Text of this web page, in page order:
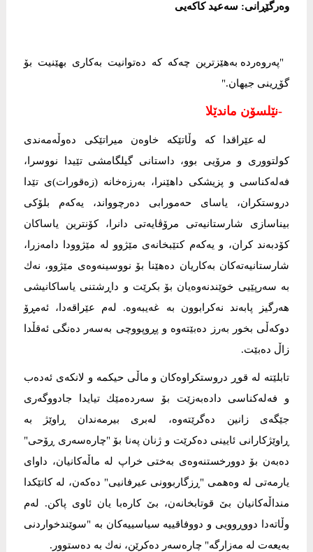
وەرگێڕانی: سەعید کاکەیی
"پەروەردە بەهێزترین چەکە کە دەتوانیت بەکاری بهێنیت بۆ
گۆڕینی جیهان."
-نێلسۆن ماندێلا
لە عێراقدا کە وڵاتێکە خاوەن میراتێکی دەوڵەمەندی
کولتووری و مرۆیی بوو، داستانی گیلگامشی تێیدا نووسرا،
فەلەکناسی و پزیشکی داهێنرا، بەرزەخانە (زەقورات)ی تێدا
دروستکران، یاسای حەمورابی دەرچوواند، یەکەم بلۆکی
بیناسازی شارستانیەتی مرۆڤایەتی دانرا، کۆنترین یاساکان
کۆدبەند کران، و یەکەم کتێبخانەی مێژوو لە مێژوودا دامەزرا،
شارستانیەتەکان بەکاریان دەهێنا بۆ نووسینەوەی مێژوو، نەك
بە سەرپێیی خوێندنەوەیان بۆ بکرێت و داڕشتنی یاساکانیشی
ھەرگیز پابەند نەکرابوون بە غەیبەوە. لەم عێراقەدا، ئەمڕۆ
دوکەڵی بخور بەرز دەبێتەوە و پڕوپووچی بەسەر دەنگی ئەقڵدا
زاڵ دەبێت.
تابلێتە لە قوڕ دروستکراوەکان و ماڵی حیکمە و لانکەی ئەدەب
و فەلەکناسی دادەبەزێت بۆ سەردەمێك تیایدا جادووگەری
جێگەی زانین دەگرێتەوە، لەبری بیرمەندان ڕاوێژ بە
ڕاوێژکارانی ئایینی دەکرێت و ژنان پەنا بۆ "چارەسەری ڕۆحی"
دەبەن بۆ دوورخستنەوەی بەختی خراپ لە ماڵەکانیان، داوای
یارمەتی لە وەهمی "ڕزگاربوونی عیرفانیی" دەکەن، لە کاتێکدا
منداڵەکانیان بێ قوتابخانەن، بێ کارەبا یان ئاوی پاکن. لەم
وڵاتەدا دووڕوویی و دووفاقییە سیاسییەکان بە "سوێندخواردنی
بەیعەت لە مەزارگە" چارەسەر دەکرێن، نەك بە دەستوور.